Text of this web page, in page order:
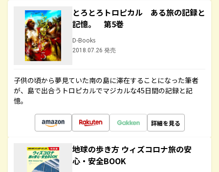
とろとろトロピカル ある旅の記録と
記憶。 第5巻
D-Books
2018.07.26 発売
子供の頃から夢見ていた南の島に滞在することになった筆者
が、島で出合うトロピカルでマジカルな45日間の記録と記
憶。
詳細を見る
地球の歩き方 ウィズコロナ旅の安
心・安全BOOK